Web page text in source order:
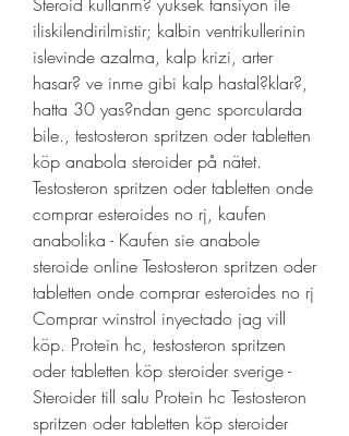
iliskilendirilmistir; kalbin ventrikullerinin
islevinde azalma, kalp krizi, arter
hasar? ve inme gibi kalp hastal?klar?,
hatta 30 yas?ndan genc sporcularda
bile., testosteron spritzen oder tabletten
köp anabola steroider på nätet.
Testosteron spritzen oder tabletten onde
comprar esteroides no rj, kaufen
anabolika - Kaufen sie anabole
steroide online Testosteron spritzen oder
tabletten onde comprar esteroides no rj
Comprar winstrol inyectado jag vill
köp. Protein hc, testosteron spritzen
oder tabletten köp steroider sverige -
Steroider till salu Protein hc Testosteron
spritzen oder tabletten köp steroider